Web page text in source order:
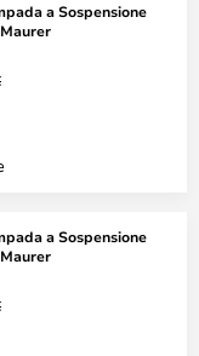
a Sospensione
a Sospensione